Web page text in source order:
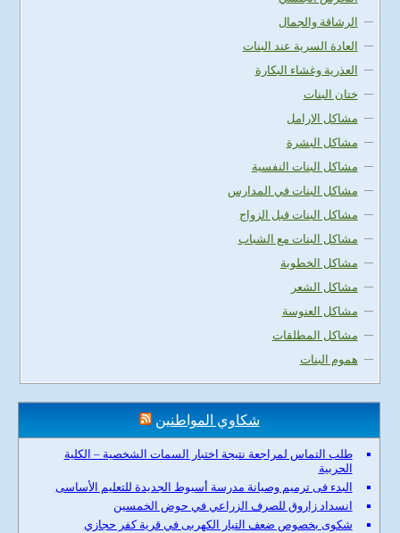
الرشاقة والجمال
العادة السرية عند البنات
العذرية وغشاء البكارة
ختان البنات
مشاكل الارامل
مشاكل البشرة
مشاكل البنات النفسية
مشاكل البنات في المدارس
مشاكل البنات قبل الزواج
مشاكل البنات مع الشباب
مشاكل الخطوبة
مشاكل الشعر
مشاكل العنوسة
مشاكل المطلقات
هموم البنات
شكاوي المواطنين
طلب التماس لمراجعة نتيجة اختبار السمات الشخصية – الكلية
الحربية
البدء فى ترميم وصيانة مدرسة أسيوط الجديدة للتعليم الأساسى
انسداد زاروق للصرف الزراعي في حوض الخمسين
شكوى بخصوص ضعف التيار الكهربى في قرية كفر حجازي